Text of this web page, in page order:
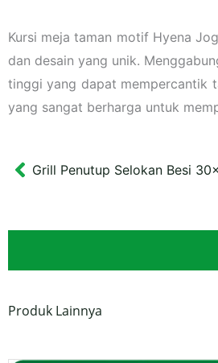
Kursi meja taman motif Hyena
dan desain yang unik.
tinggi yang dapat mempercantik
yang sangat berharga untuk
Prev
Grill Penutup Selokan Besi
Produk Lainnya